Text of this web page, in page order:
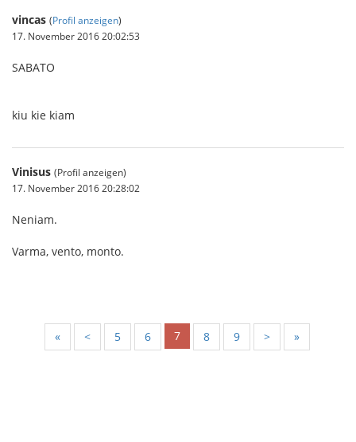
vincas (Profil anzeigen)
17. November 2016 20:02:53
SABATO
kiu kie kiam
Vinisus (Profil anzeigen)
17. November 2016 20:28:02
Neniam.
Varma, vento, monto.
« < 5 6 7 8 9 > »